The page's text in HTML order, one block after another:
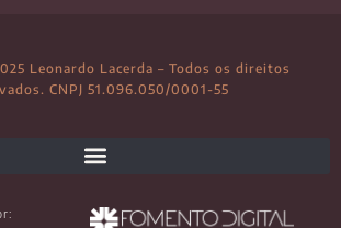
Leonardo Lacerda – Todos os direitos
CNPJ 51.096.050/0001-55